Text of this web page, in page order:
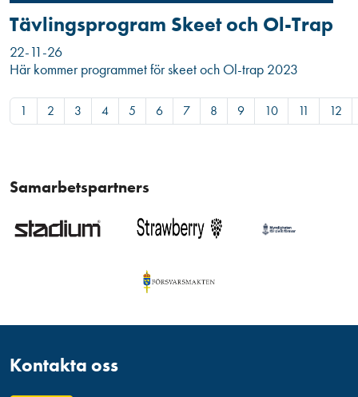
Tävlingsprogram Skeet och Ol-Trap
22-11-26
Här kommer programmet för skeet och Ol-trap 2023
1 2 3 4 5 6 7 8 9 10 11 12
Samarbetspartners
Kontakta oss